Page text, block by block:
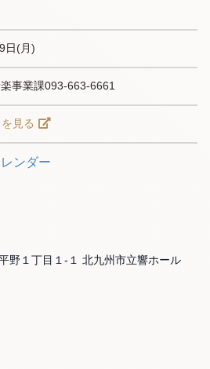
日(月)
事業課093-663-6661
見る
ンダー
野１丁目１-１ 北九州市立響ホール